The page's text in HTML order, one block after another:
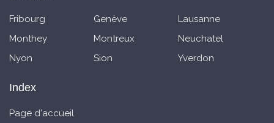
Fribourg Genève
Lausanne
Monthey
Montreux
Neuchatel
Nyon
Sion Yverdon
Index
Page d'accueil